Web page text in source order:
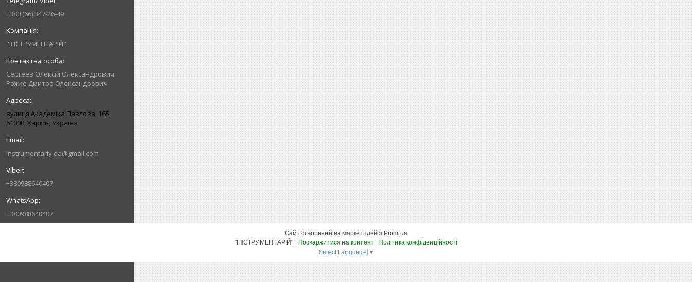
+380 (66) 347-26-49
"ІНСТРУМЕНТАРІЙ"
Сергеев Олексій Олександрович
Рожко Дмитро Олександрович
вулиця Академіка Павлова, 165,
61000, Харків, Україна
instrumentariy.da@gmail.com
+380988640407
+380988640407
Сайт створений на маркетплейсі Prom.ua
Поскаржитися на контент
Політика конфіденційності
Select Language ▼